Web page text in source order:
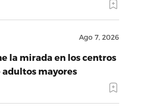
Ago 7, 2026
la mirada en los centros
adultos mayores